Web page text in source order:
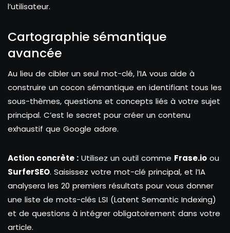
l’utilisateur.
Cartographie sémantique
avancée
Au lieu de cibler un seul mot-clé, l’IA vous aide à
construire un cocon sémantique en identifiant tous les
sous-thèmes, questions et concepts liés à votre sujet
principal. C’est le secret pour créer un contenu
exhaustif que Google adore.
Action concrète : Utilisez un outil comme Frase.io ou
SurferSEO. Saisissez votre mot-clé principal, et l’IA
analysera les 20 premiers résultats pour vous donner
une liste de mots-clés LSI (Latent Semantic Indexing)
et de questions à intégrer obligatoirement dans votre
article.